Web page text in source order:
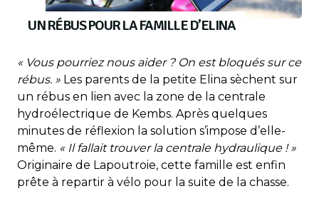
UN RÉBUS POUR LA FAMILLE D’ELINA
« Vous pourriez nous aider ? On est bloqués sur ce
rébus. » Les parents de la petite Elina sèchent sur
un rébus en lien avec la zone de la centrale
hydroélectrique de Kembs. Après quelques
minutes de réflexion la solution s’impose d’elle-
même. « Il fallait trouver la centrale hydraulique ! »
Originaire de Lapoutroie, cette famille est enfin
prête à repartir à vélo pour la suite de la chasse.